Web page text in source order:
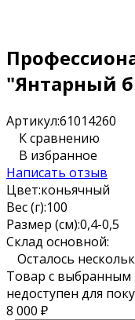
"Янтарный
Артикул:61014260
К сравнению
В избранное
Написать отзыв
Цвет:коньячный
Вес (г):100
Размер (см):0,4-0,5
Склад основной:
Осталось
Товар с выбранным
недоступен для
8 000 ₽